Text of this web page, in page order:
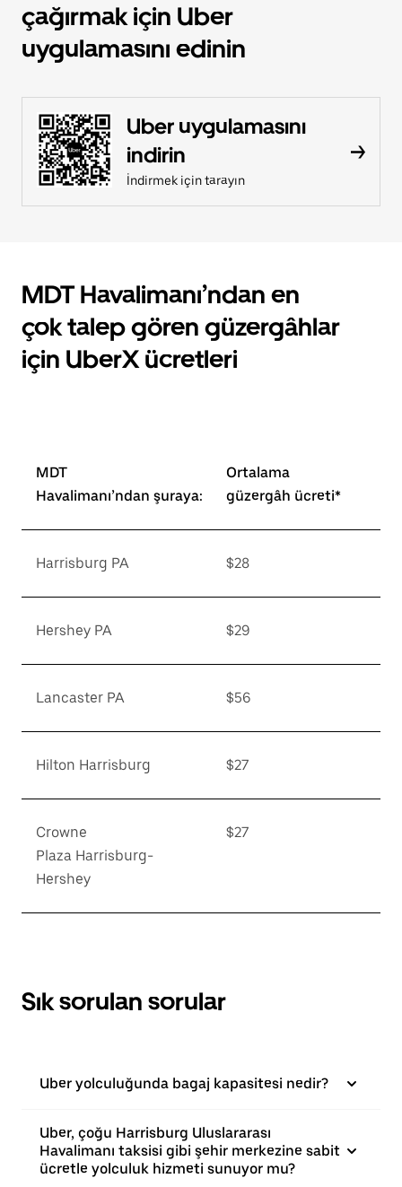
çağırmak için Uber
uygulamasını edinin
Uber uygulamasını
indirin
İndirmek için tarayın
MDT Havalimanı’ndan en
çok talep gören güzergâhlar
için UberX ücretleri
MDT
Havalimanı’ndan şuraya:
Ortalama
güzergâh ücreti*
Harrisburg PA $28
Hershey PA $29
Lancaster PA $56
Hilton Harrisburg $27
Crowne
Plaza Harrisburg-
Hershey
$27
Sık sorulan sorular
Uber yolculuğunda bagaj kapasitesi nedir?
Uber, çoğu Harrisburg Uluslararası
Havalimanı taksisi gibi şehir merkezine sabit
ücretle yolculuk hizmeti sunuyor mu?